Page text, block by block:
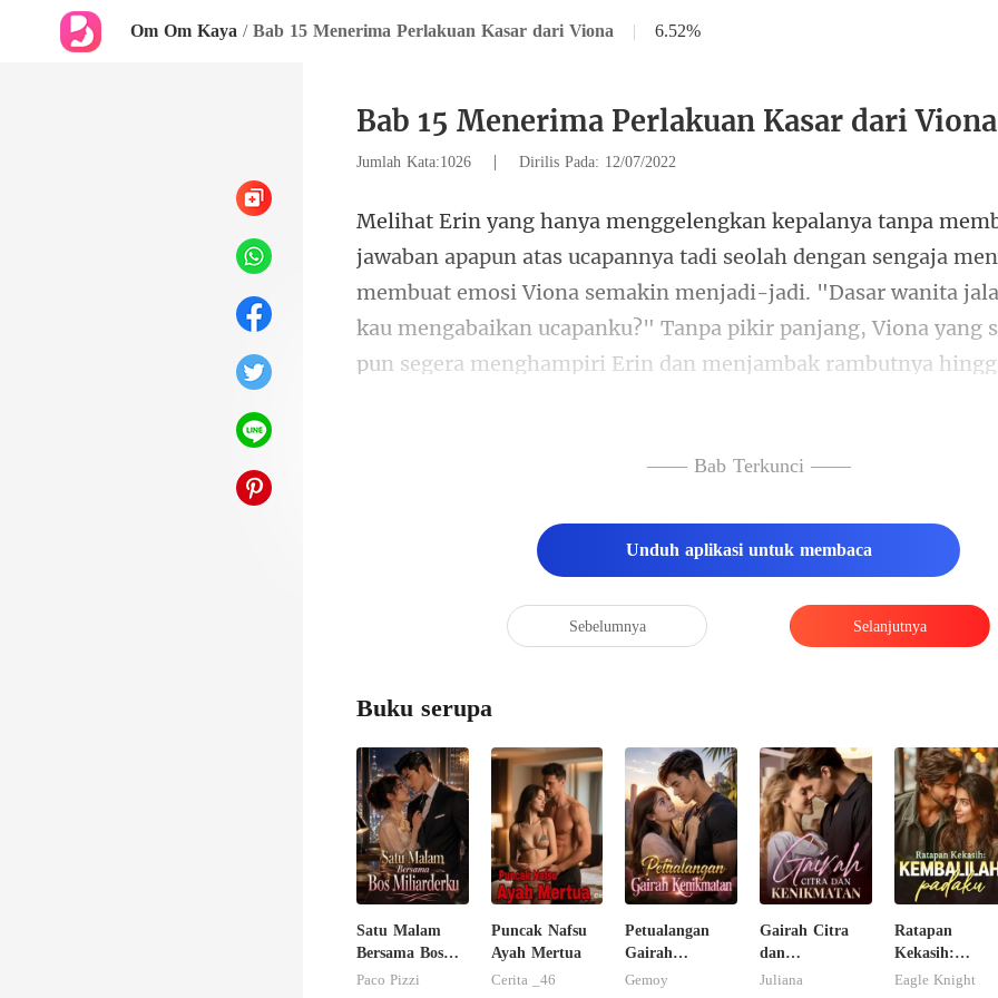
Om Om Kaya / Bab 15 Menerima Perlakuan Kasar dari Viona | 6.52%
Bab 15 Menerima Perlakuan Kasar dari Viona
Jumlah Kata:1026 | Dirilis Pada: 12/07/2022
ngaja
membuat emosi Viona semakin menjadi-jadi. "Dasar wanita
kau mengabaikan uca
—— Bab Terkunci ——
Unduh aplikasi untuk membaca
Sebelumnya Selanjutnya
Buku serupa
Satu Malam
Bersama Bos
Miliarderku
Paco Pizzi
Puncak Nafsu
Ayah Mertua
Cerita _46
Petualangan
Gairah
Kenikmatan
Gemoy
Gairah Citra
dan
Kenikmatan
Juliana
Ratapan
Kekasih:
Kembalilah
Eagle Knight